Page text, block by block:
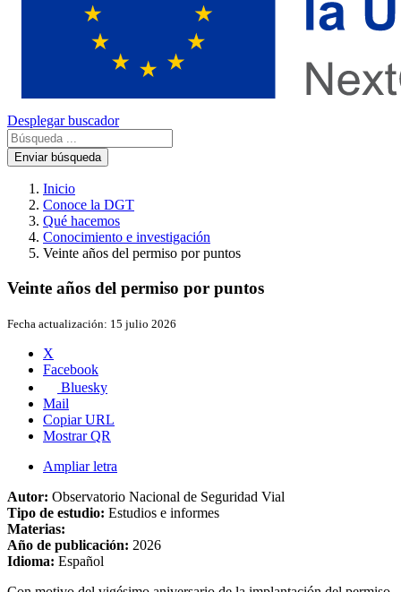
Desplegar buscador
Enviar búsqueda
Inicio
Conoce la DGT
Qué hacemos
Conocimiento e investigación
Veinte años del permiso por puntos
Veinte años del permiso por puntos
Fecha actualización: 15 julio 2026
X
Facebook
Bluesky
Mail
Copiar URL
Mostrar QR
Ampliar letra
Autor: Observatorio Nacional de Seguridad Vial
Tipo de estudio: Estudios e informes
Materias:
Año de publicación: 2026
Idioma: Español